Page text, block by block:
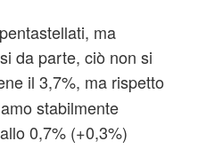
ma
da parte, ciò non si
il 3,7%, ma rispetto
stabilmente
0,7% (+0,3%)